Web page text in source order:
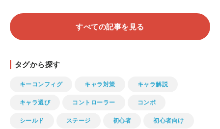
すべての記事を見る
タグから探す
キーコンフィグ キャラ対策 キャラ解説
キャラ選び コントローラー コンボ
シールド ステージ 初心者 初心者向け